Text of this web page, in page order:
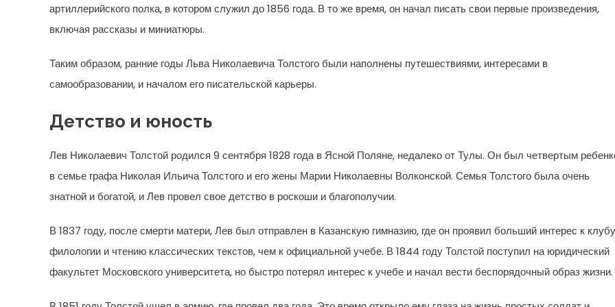
артиллерийского полка, в котором служил до 1856 года. В то же время, он начал писать свои первые произведения,
включая рассказы и миниатюры.
Таким образом, ранние годы Льва Николаевича Толстого были наполнены путешествиями, интересами в
самообразовании, и началом его писательской карьеры.
Детство и юность
Лев Николаевич Толстой родился 9 сентября 1828 года в Ясной Поляне, недалеко от Тулы. Он был четвертым
в семье графа Николая Ильича Толстого и его жены Марии Николаевны Волконской. Семья Толстого была очень
знатной и богатой, и Лев провел свое детство в роскоши и благополучии.
В 1837 году, после смерти матери, Лев был отправлен в Казанскую гимназию, где он проявил больший интерес к клубу
филологии и чтению классических текстов, чем к официальной учебе. В 1844 году Толстой поступил на юридический
факультет Московского университета, но быстро потерял интерес к учебе и начал вести беспорядочный образ жизни.